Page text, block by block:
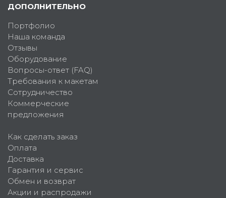
ДОПОЛНИТЕЛЬНО
Портфолио
Наша команда
Отзывы
Оборудование
Вопросы-ответ (FAQ)
Требования к макетам
Сотрудничество
Коммерческие
предложения
Как сделать заказ
Оплата
Доставка
Гарантия и сервис
Обмен и возврат
Акции и распродажи